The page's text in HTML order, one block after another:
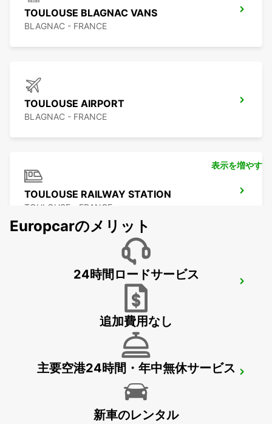
TOULOUSE BLAGNAC VANS
BLAGNAC - FRANCE
TOULOUSE AIRPORT
BLAGNAC - FRANCE
TOULOUSE RAILWAY STATION
TOULOUSE - FRANCE
TOULOUSE LABEGE
表示を増やす
Europcarのメリット
24時間ロードサービス
追加費用なし
主要空港24時間・年中無休サービス
新車のレンタル